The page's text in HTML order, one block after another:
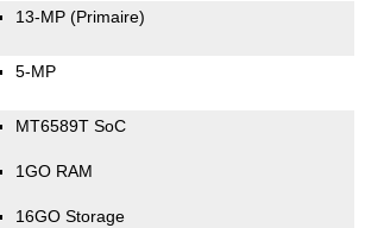
13-MP (Primaire)
5-MP
MT6589T SoC
1GO RAM
16GO Storage